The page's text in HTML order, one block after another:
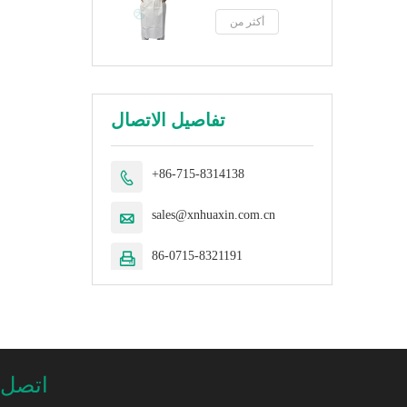
MDR (الاتحاد
الأوروبي)
أكثر من
تفاصيل الاتصال
 +86-715-8314138
 sales@xnhuaxin.com.cn
 86-0715-8321191
اتصل